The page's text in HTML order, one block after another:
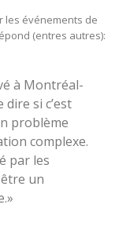
les événements de
(entres autres):
à Montréal-
dire si c’est
problème
complexe.
par les
un